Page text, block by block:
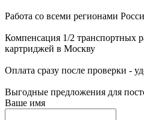
Работа со всеми регионами
Компенсация 1/2 транспортных
картриджей в Москву
Оплата сразу после проверки -
Выгодные предложения для
Ваше имя